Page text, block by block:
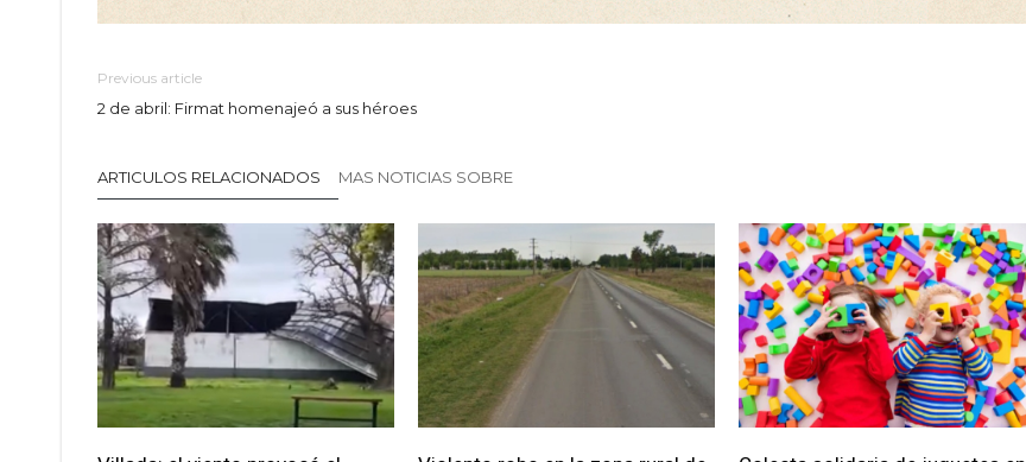
Previous article
2 de abril: Firmat homenajeó a sus héroes
ARTICULOS RELACIONADOS MAS NOTICIAS SOBRE